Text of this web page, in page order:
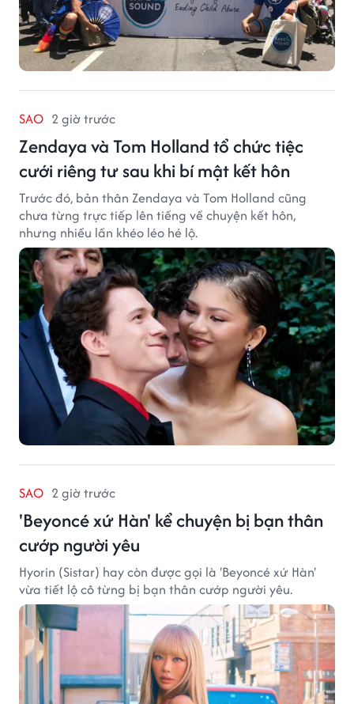
SAO 2 giờ trước
Zendaya và Tom Holland tổ chức tiệc
cưới riêng tư sau khi bí mật kết hôn
Trước đó, bản thân Zendaya và Tom Holland cũng
chưa từng trực tiếp lên tiếng về chuyện kết hôn,
nhưng nhiều lần khéo léo hé lộ.
SAO 2 giờ trước
'Beyoncé xứ Hàn' kể chuyện bị bạn thân
cướp người yêu
Hyorin (Sistar) hay còn được gọi là 'Beyoncé xứ Hàn'
vừa tiết lộ cô từng bị bạn thân cướp người yêu.